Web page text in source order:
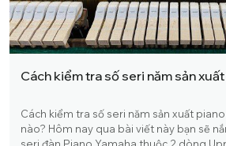
Cách kiểm tra số seri năm sản
Cách kiểm tra số seri năm sản xuất
nào? Hôm nay qua bài viết này bạn sẽ